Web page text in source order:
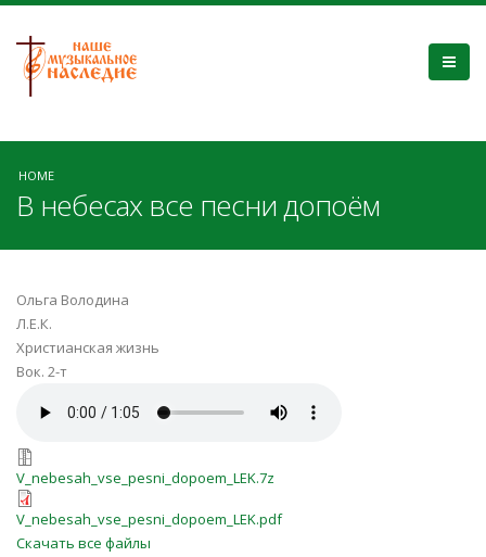
HOME
В небесах все песни допоём
Ольга Володина
Л.Е.К.
Христианская жизнь
Вок. 2-т
V_nebesah_vse_pesni_dopoem_LEK.7z
V_nebesah_vse_pesni_dopoem_LEK.pdf
Скачать все файлы